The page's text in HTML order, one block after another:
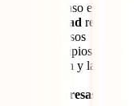
El primer paso es
sostenibilidad real y
uso de recursos
principios de
reutilización y la
empresas